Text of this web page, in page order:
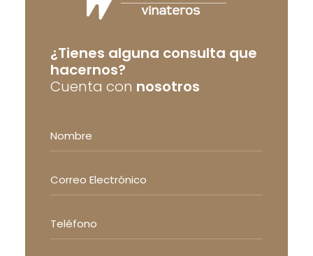
¿Tienes alguna consulta que
hacernos?
Cuenta con nosotros